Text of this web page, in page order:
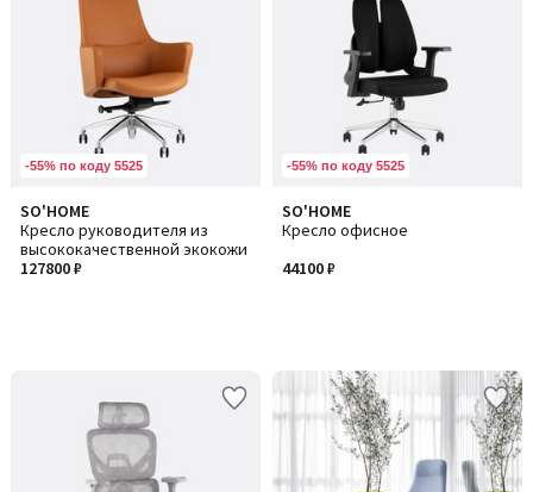
-55% по коду 5525
SO'HOME
Кресло руководителя из
высококачественной экокожи
127800 ₽
-55% по коду 5525
SO'HOME
Кресло офисное
44100 ₽